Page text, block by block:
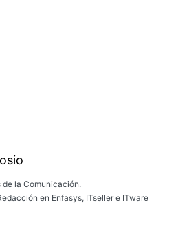
la Comunicación.
en Enfasys, ITseller e ITware